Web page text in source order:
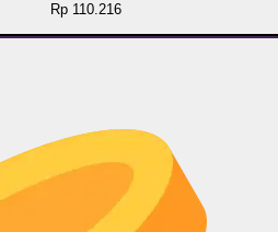
Rp 110.216